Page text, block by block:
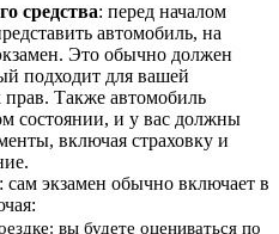
средства: перед началом
автомобиль, на
Это обычно должен
подходит для вашей
прав. Также автомобиль
состоянии, и у вас должны
включая страховку и
: сам экзамен обычно включает в
вы будете оцениваться по